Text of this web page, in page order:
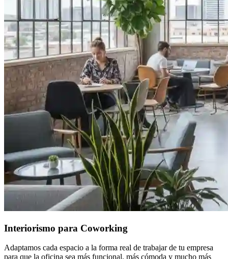
Interiorismo para Coworking
Adaptamos cada espacio a la forma real de trabajar de tu empresa
para que la oficina sea más funcional, más cómoda y mucho más